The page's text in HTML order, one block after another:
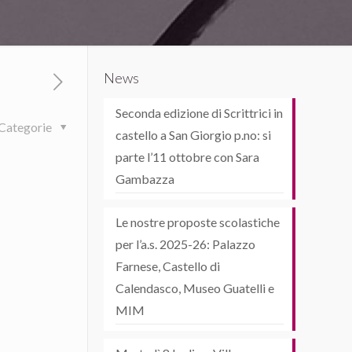
News
Seconda edizione di Scrittrici in
castello a San Giorgio p.no: si
parte l’11 ottobre con Sara
Gambazza
Le nostre proposte scolastiche
per l’a.s. 2025-26: Palazzo
Farnese, Castello di
Calendasco, Museo Guatelli e
MIM